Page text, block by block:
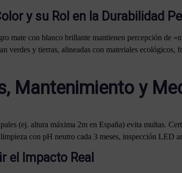
y su Rol en la Durabilidad
mate con blanco brillante mantienen percepción de
verdes y tierras, alineadas con materiales
Mantenimiento y
(ej. altura máxima 2m en España) evita multas.
con pH neutro cada 3 meses, inspección LED
el Impacto Real